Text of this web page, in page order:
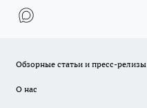
Обзорные статьи и пресс-релизы
О нас